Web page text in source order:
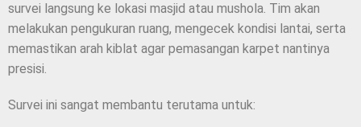
survei langsung ke lokasi masjid atau mushola. Tim akan
melakukan pengukuran ruang, mengecek kondisi lantai, serta
memastikan arah kiblat agar pemasangan karpet nantinya
presisi.
Survei ini sangat membantu terutama untuk: